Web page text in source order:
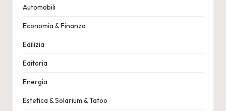
Automobili
Economia & Finanza
Edilizia
Editoria
Energia
Estetica & Solarium & Tatoo